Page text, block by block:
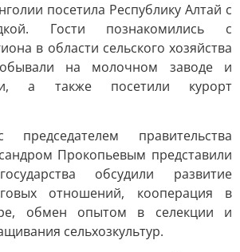
посетила Республику Алтай с
Гости познакомились с
в области сельского хозяйства
на молочном заводе и
а также посетили курорт
правительства
Прокопьевым представили
обсудили развитие
отношений, кооперация в
обмен опытом в селекции и
сельхозкультур.